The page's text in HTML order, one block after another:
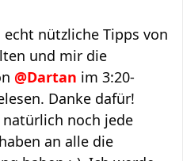
nützliche Tipps von
und mir die
@Dartan im 3:20-
Danke dafür!
noch jede
an alle die